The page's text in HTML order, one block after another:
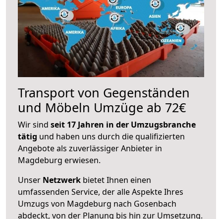
Transport von Gegenständen
und Möbeln Umzüge ab 72€
Wir sind seit 17 Jahren in der Umzugsbranche
tätig und haben uns durch die qualifizierten
Angebote als zuverlässiger Anbieter in
Magdeburg erwiesen.
Unser Netzwerk bietet Ihnen einen
umfassenden Service, der alle Aspekte Ihres
Umzugs von Magdeburg nach Gosenbach
abdeckt, von der Planung bis hin zur Umsetzung.